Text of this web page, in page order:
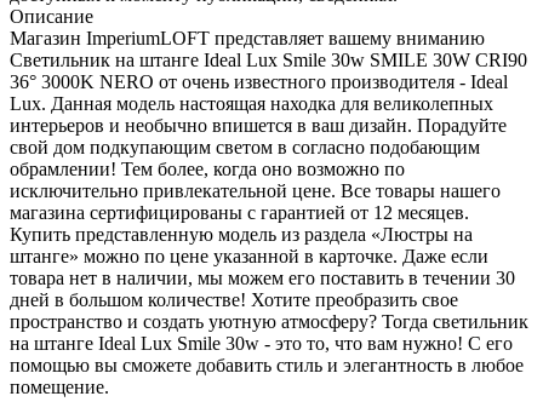
Описание
Магазин ImperiumLOFT представляет вашему вниманию
Светильник на штанге Ideal Lux Smile 30w SMILE 30W CRI90
36° 3000K NERO от очень известного производителя - Ideal
Lux. Данная модель настоящая находка для великолепных
интерьеров и необычно впишется в ваш дизайн. Порадуйте
свой дом подкупающим светом в согласно подобающим
обрамлении! Тем более, когда оно возможно по
исключительно привлекательной цене. Все товары нашего
магазина сертифицированы с гарантией от 12 месяцев.
Купить представленную модель из раздела «Люстры на
штанге» можно по цене указанной в карточке. Даже если
товара нет в наличии, мы можем его поставить в течении 30
дней в большом количестве! Хотите преобразить свое
пространство и создать уютную атмосферу? Тогда светильник
на штанге Ideal Lux Smile 30w - это то, что вам нужно! С его
помощью вы сможете добавить стиль и элегантность в любое
помещение.